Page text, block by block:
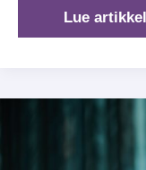
Nuorten
viesti
Lue